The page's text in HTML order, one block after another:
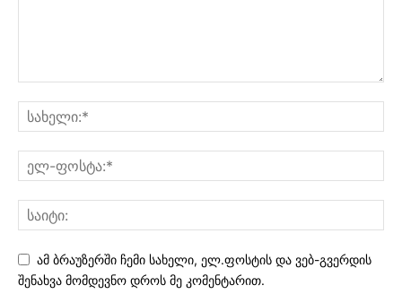
ამ ბრაუზერში ჩემი სახელი, ელ.ფოსტის და ვებ-გვერდის
შენახვა მომდევნო დროს მე კომენტარით.